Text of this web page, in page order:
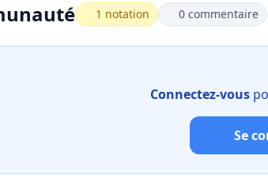
1 notation 0 commentaire
Connectez-vous
Se